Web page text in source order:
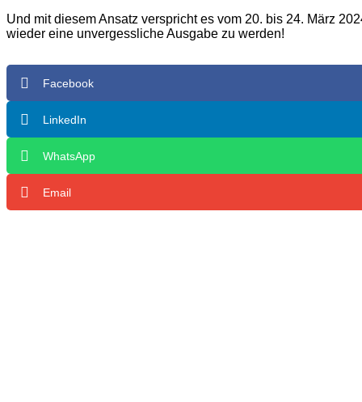
Und mit diesem Ansatz verspricht es vom 20. bis 24. März
wieder eine unvergessliche Ausgabe zu werden!
Facebook
LinkedIn
WhatsApp
Email